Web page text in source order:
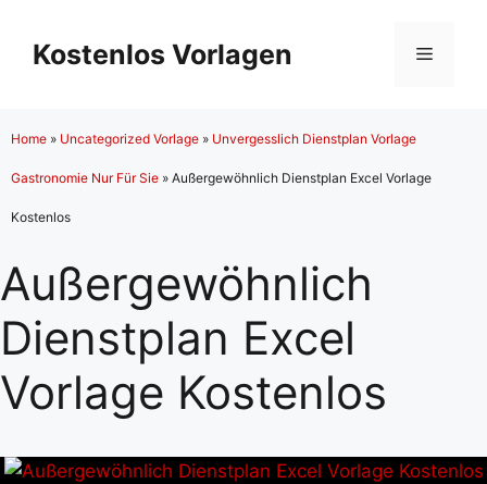
Inhalt
springen
Kostenlos Vorlagen Menü
Home » Uncategorized Vorlage » Unvergesslich Dienstplan Vorlage
Gastronomie Nur Für Sie » Außergewöhnlich Dienstplan Excel Vorlage
Kostenlos
Außergewöhnlich
Dienstplan Excel
Vorlage Kostenlos